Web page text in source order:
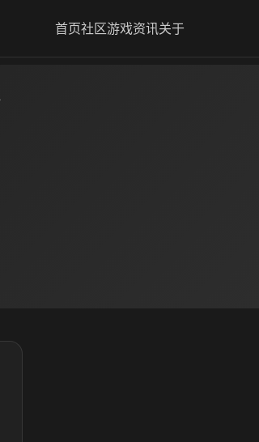
首页社区游戏资讯关于